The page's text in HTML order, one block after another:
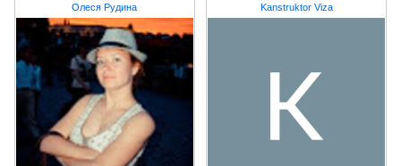
Олеся Рудина Kanstruktor Viza